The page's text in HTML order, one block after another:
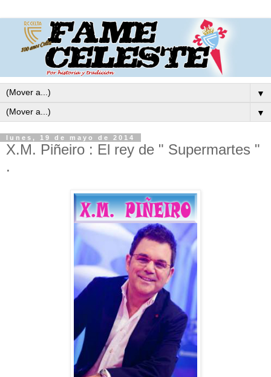
▼
▼
lunes, 19 de mayo de 2014
X.M. Piñeiro : El rey de " Supermartes "
.